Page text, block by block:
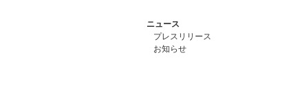
ニュース
プレスリリース
お知らせ